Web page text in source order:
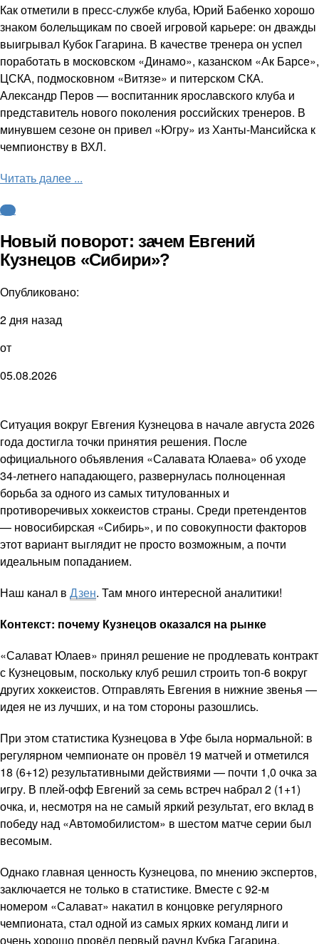
Как отметили в пресс-службе клуба, Юрий Бабенко хорошо
знаком болельщикам по своей игровой карьере: он дважды
выигрывал Кубок Гагарина. В качестве тренера он успел
поработать в московском «Динамо», казанском «Ак Барсе»,
ЦСКА, подмосковном «Витязе» и питерском СКА.
Александр Перов — воспитанник ярославского клуба и
представитель нового поколения российских тренеров. В
минувшем сезоне он привел «Югру» из Ханты-Мансийска к
чемпионству в ВХЛ.
Читать далее ...
КХЛ
Новый поворот: зачем Евгений
Кузнецов «Сибири»?
Опубликовано:
2 дня назад
от
05.08.2026
Ситуация вокруг Евгения Кузнецова в начале августа 2026
года достигла точки принятия решения. После
официального объявления «Салавата Юлаева» об уходе
34-летнего нападающего, развернулась полноценная
борьба за одного из самых титулованных и
противоречивых хоккеистов страны. Среди претендентов
— новосибирская «Сибирь», и по совокупности факторов
этот вариант выглядит не просто возможным, а почти
идеальным попаданием.
Наш канал в Дзен. Там много интересной аналитики!
Контекст: почему Кузнецов оказался на рынке
«Салават Юлаев» принял решение не продлевать контракт
с Кузнецовым, поскольку клуб решил строить топ-6 вокруг
других хоккеистов. Отправлять Евгения в нижние звенья —
идея не из лучших, и на том стороны разошлись.
При этом статистика Кузнецова в Уфе была нормальной: в
регулярном чемпионате он провёл 19 матчей и отметился
18 (6+12) результативными действиями — почти 1,0 очка за
игру. В плей-офф Евгений за семь встреч набрал 2 (1+1)
очка, и, несмотря на не самый яркий результат, его вклад в
победу над «Автомобилистом» в шестом матче серии был
весомым.
Однако главная ценность Кузнецова, по мнению экспертов,
заключается не только в статистике. Вместе с 92-м
номером «Салават» накатил в концовке регулярного
чемпионата, стал одной из самых ярких команд лиги и
очень хорошо провёл первый раунд Кубка Гагарина.